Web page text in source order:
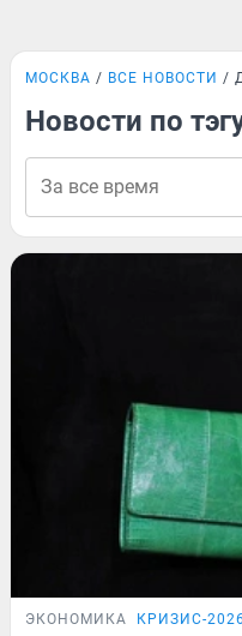
МОСКВА ВСЕ НОВОСТИ
Новости по
ЭКОНОМИКА КРИЗИС-